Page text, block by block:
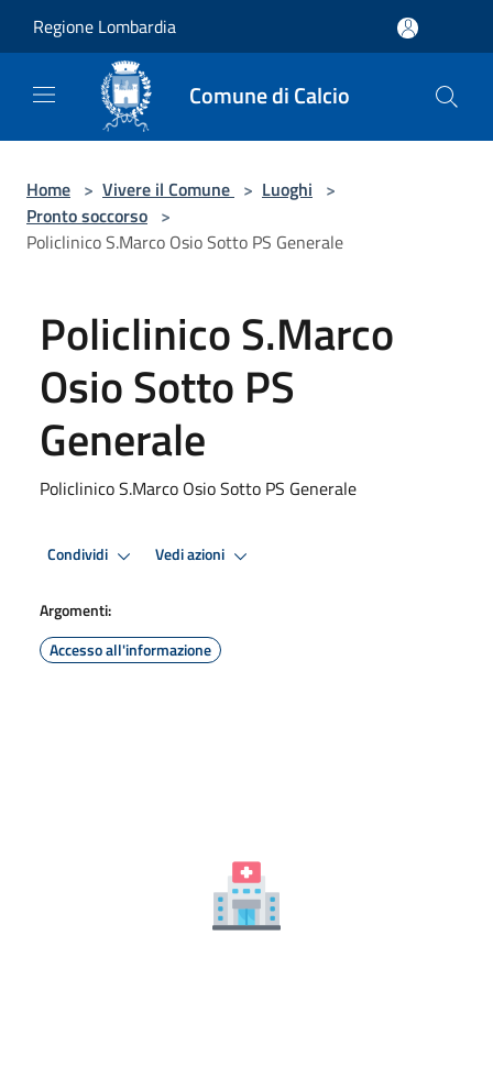
Regione Lombardia
Comune di Calcio
Home > Vivere il Comune > Luoghi >
Pronto soccorso >
Policlinico S.Marco Osio Sotto PS Generale
Policlinico S.Marco
Osio Sotto PS
Generale
Policlinico S.Marco Osio Sotto PS Generale
Condividi Vedi azioni
Argomenti:
Accesso all'informazione